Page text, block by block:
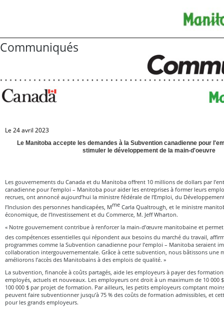
Communiqués
Le 24 avril 2023
Le Manitoba accepte les demandes à la Subvention canadienne pour
stimuler le développement de la main-d'oeuvre
Les gouvernements du Canada et du Manitoba offrent 10 millions de dollars par
canadienne pour l’emploi – Manitoba pour aider les entreprises à former leurs
recrues, ont annoncé aujourd’hui la ministre fédérale de l’Emploi, du
l’Inclusion des personnes handicapées, Mme Carla Qualtrough, et le ministre
économique, de l’Investissement et du Commerce, M. Jeff Wharton.
« Notre gouvernement contribue à renforcer la main-d’œuvre manitobaine et
des compétences essentielles qui répondent aux besoins du marché du travail,
programmes comme la Subvention canadienne pour l’emploi – Manitoba seraient
collaboration intergouvernementale. Grâce à cette subvention, nous bâtissons une
améliorons l’accès des Manitobains à des emplois de qualité. »
La subvention, financée à coûts partagés, aide les employeurs à payer des
employés, actuels et nouveaux. Les employeurs ont droit à un maximum de 10 000
100 000 $ par projet de formation. Par ailleurs, les petits employeurs comptant
peuvent faire subventionner jusqu’à 75 % des coûts de formation admissibles, et
pour les grands employeurs.